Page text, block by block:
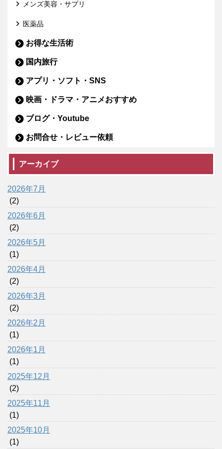
メンズ美容・サプリ
医薬品
お得な生活術
国内旅行
アプリ・ソフト・SNS
映画・ドラマ・アニメおすすめ
ブログ・Youtube
お問合せ・レビュー依頼
アーカイブ
2026年7月
(2)
2026年6月
(2)
2026年5月
(1)
2026年4月
(2)
2026年3月
(2)
2026年2月
(1)
2026年1月
(1)
2025年12月
(2)
2025年11月
(1)
2025年10月
(1)